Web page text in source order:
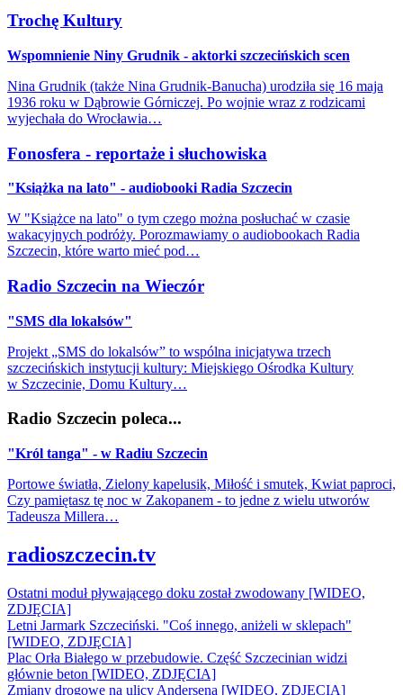
Trochę Kultury
Wspomnienie Niny Grudnik - aktorki szczecińskich scen
Nina Grudnik (także Nina Grudnik-Banucha) urodziła się 16 maja
1936 roku w Dąbrowie Górniczej. Po wojnie wraz z rodzicami
wyjechała do Wrocławia…
Fonosfera - reportaże i słuchowiska
"Książka na lato" - audiobooki Radia Szczecin
W "Książce na lato" o tym czego można posłuchać w czasie
wakacyjnych podróży. Porozmawiamy o audiobookach Radia
Szczecin, które warto mieć pod…
Radio Szczecin na Wieczór
"SMS dla lokalsów"
Projekt „SMS do lokalsów” to wspólna inicjatywa trzech
szczecińskich instytucji kultury: Miejskiego Ośrodka Kultury
w Szczecinie, Domu Kultury…
Radio Szczecin poleca...
"Król tanga" - w Radiu Szczecin
Portowe światła, Zielony kapelusik, Miłość i smutek, Kwiat paproci,
Czy pamiętasz tę noc w Zakopanem - to jedne z wielu utworów
Tadeusza Millera…
radioszczecin.tv
Ostatni moduł pływającego doku został zwodowany [WIDEO,
ZDJĘCIA]
Letni Jarmark Szczeciński. "Coś innego, aniżeli w sklepach"
[WIDEO, ZDJĘCIA]
Plac Orła Białego w przebudowie. Część Szczecinian widzi
głównie beton [WIDEO, ZDJĘCIA]
Zmiany drogowe na ulicy Andersena [WIDEO, ZDJĘCIA]